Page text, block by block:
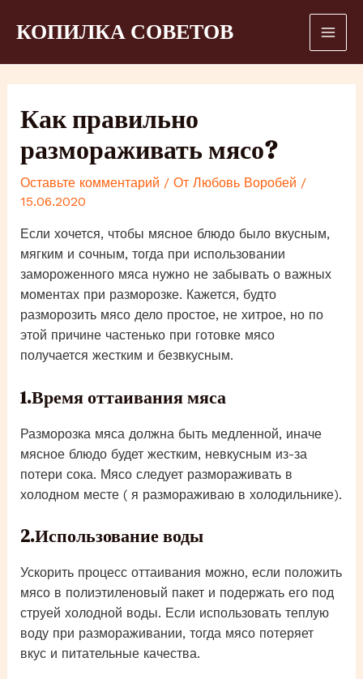
КОПИЛКА СОВЕТОВ
Как правильно
размораживать мясо?
Оставьте комментарий / От Любовь Воробей /
15.06.2020
Если хочется, чтобы мясное блюдо было вкусным,
мягким и сочным, тогда при использовании
замороженного мяса нужно не забывать о важных
моментах при разморозке. Кажется, будто
разморозить мясо дело простое, не хитрое, но по
этой причине частенько при готовке мясо
получается жестким и безвкусным.
1.Время оттаивания мяса
Разморозка мяса должна быть медленной, иначе
мясное блюдо будет жестким, невкусным из-за
потери сока. Мясо следует размораживать в
холодном месте ( я размораживаю в холодильнике).
2.Использование воды
Ускорить процесс оттаивания можно, если положить
мясо в полиэтиленовый пакет и подержать его под
струей холодной воды. Если использовать теплую
воду при размораживании, тогда мясо потеряет
вкус и питательные качества.